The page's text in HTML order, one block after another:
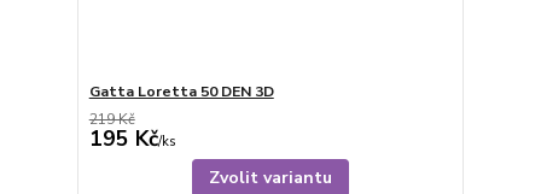
Gatta Loretta 50 DEN 3D
219 Kč
195 Kč/ks
Zvolit variantu